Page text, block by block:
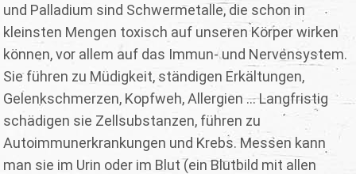
und Palladium sind Schwermetalle, die schon in
kleinsten Mengen toxisch auf unseren Körper wirken
können, vor allem auf das Immun- und Nervensystem.
Sie führen zu Müdigkeit, ständigen Erkältungen,
Gelenkschmerzen, Kopfweh, Allergien ... Langfristig
schädigen sie Zellsubstanzen, führen zu
Autoimmunerkrankungen und Krebs. Messen kann
man sie im Urin oder im Blut (ein Blutbild mit allen